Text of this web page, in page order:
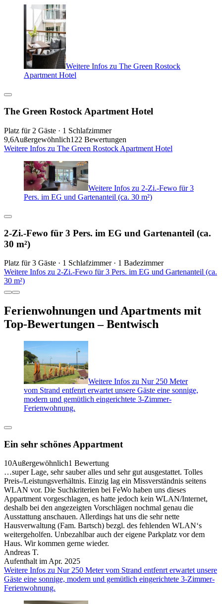
Weitere Infos zu The Green Rostock
Apartment Hotel
The Green Rostock Apartment Hotel
Platz für 2 Gäste · 1 Schlafzimmer
9,6Außergewöhnlich122 Bewertungen
Weitere Infos zu The Green Rostock Apartment Hotel
Weitere Infos zu 2-Zi.-Fewo für 3
Pers. im EG und Gartenanteil (ca. 30 m²)
2-Zi.-Fewo für 3 Pers. im EG und Gartenanteil (ca.
30 m²)
Platz für 3 Gäste · 1 Schlafzimmer · 1 Badezimmer
Weitere Infos zu 2-Zi.-Fewo für 3 Pers. im EG und Gartenanteil (ca.
30 m²)
Ferienwohnungen und Apartments mit
Top-Bewertungen – Bentwisch
Weitere Infos zu Nur 250 Meter
vom Strand entfenrt erwartet unsere Gäste eine sonnige,
modern und gemütlich eingerichtete 3-Zimmer-
Ferienwohnung.
Ein sehr schönes Appartment
10Außergewöhnlich1 Bewertung
…super Lage, sehr sauber alles und sehr gut ausgestattet. Tolles
Preis-/Leistungsverhältnis. Einzig lag ein Missverständnis seitens
WLAN vor. Die Suchkriterien bei FeWo haben uns dieses
Appartment vorgeschlagen, es hatte jedoch kein WLAN/Internet,
deshalb bei den angezeigten Vorschlägen nochmal genau die
Ausstattung anschauen. Allerdings hat uns die sehr nette
Hausverwaltung (Fam. Bartsch) bezgl. des fehlenden WLAN‘s
weitergeholfen. Unbezahlbar auch der eigene Parkplatz vor dem
Haus. Wir kommen gerne wieder.
Andreas T.
Aufenthalt im Apr. 2025
Weitere Infos zu Nur 250 Meter vom Strand entfenrt erwartet unsere
Gäste eine sonnige, modern und gemütlich eingerichtete 3-Zimmer-
Ferienwohnung.